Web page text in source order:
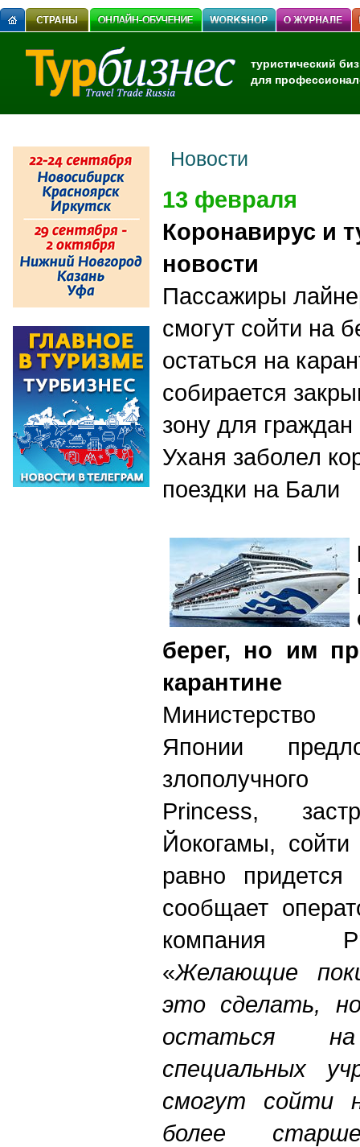
туристический
для
Новости
13 февраля
Коронавирус и
новости
Пассажиры
смогут сойти на
остаться на
собирается
зону для граждан
Уханя заболел
поездки на Бали
берег, но им
карантине
Японии
Princess,
Йокогамы,
равно придется
сообщает
компания
«Желающие
это сделать,
остаться
специальных
смогут сойти
более